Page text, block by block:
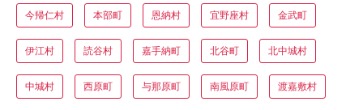
今帰仁村 本部町 恩納村 宜野座村 金武町
伊江村 読谷村 嘉手納町 北谷町 北中城村
中城村 西原町 与那原町 南風原町 渡嘉敷村